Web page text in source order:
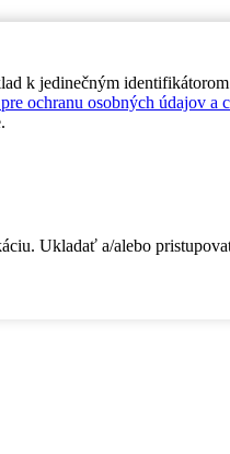
k jedinečným
ochranu osobných údajov a
Ukladať a/alebo